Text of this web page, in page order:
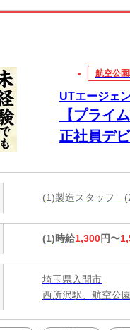
航空公
UTエージェ
【プライ
正社員デ
(1)製造スタッフ
(1)時給1,300円〜
埼玉県入間市
西所沢駅、航空公